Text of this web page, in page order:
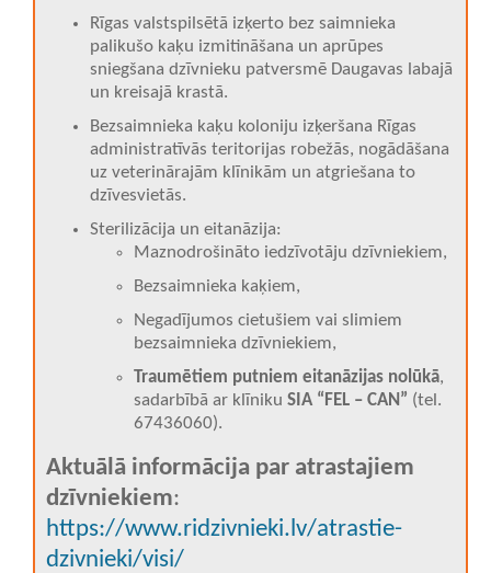
Rīgas valstspilsētā izķerto bez saimnieka
palikušo kaķu izmitināšana un aprūpes
sniegšana dzīvnieku patversmē Daugavas labajā
un kreisajā krastā.
Bezsaimnieka kaķu koloniju izķeršana Rīgas
administratīvās teritorijas robežās, nogādāšana
uz veterinārajām klīnikām un atgriešana to
dzīvesvietās.
Sterilizācija un eitanāzija:
Maznodrošināto iedzīvotāju dzīvniekiem,
Bezsaimnieka kaķiem,
Negadījumos cietušiem vai slimiem
bezsaimnieka dzīvniekiem,
Traumētiem putniem eitanāzijas nolūkā,
sadarbībā ar klīniku SIA “FEL – CAN” (tel.
67436060).
Aktuālā informācija par atrastajiem
dzīvniekiem:
https://www.ridzivnieki.lv/atrastie-
dzivnieki/visi/